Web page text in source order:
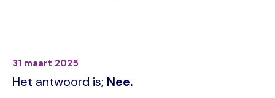
31 maart 2025
Het antwoord is; Nee.